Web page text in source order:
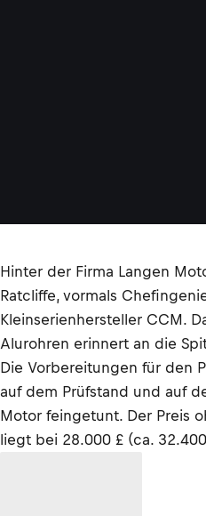
Hinter der Firma Langen
Ratcliffe, vormals
Kleinserienhersteller CCM.
Alurohren erinnert an die
Die Vorbereitungen für den
auf dem Prüfstand und auf
Motor feingetunt. Der Preis
liegt bei 28.000 £ (ca.